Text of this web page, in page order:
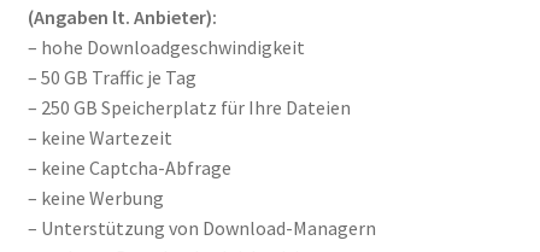
(Angaben lt. Anbieter):
– hohe Downloadgeschwindigkeit
– 50 GB Traffic je Tag
– 250 GB Speicherplatz für Ihre Dateien
– keine Wartezeit
– keine Captcha-Abfrage
– keine Werbung
– Unterstützung von Download-Managern